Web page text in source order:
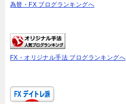
為替・FX ブログランキングへ
FX・オリジナル手法 ブログランキングへ